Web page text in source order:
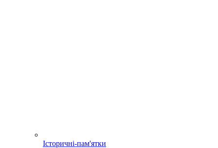
Історичні-пам'ятки